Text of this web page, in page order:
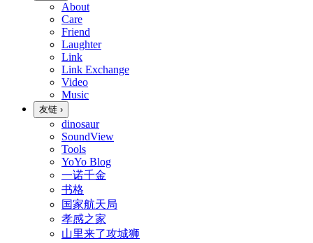
About
Care
Friend
Laughter
Link
Link Exchange
Video
Music
友链 ›
dinosaur
SoundView
Tools
YoYo Blog
一诺千金
书格
国家航天局
孝感之家
山里来了攻城狮